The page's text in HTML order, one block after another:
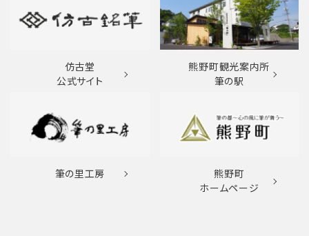
仿古堂
公式サイト
熊野町観光案内所
筆の駅
筆の里工房
熊野町
ホームページ